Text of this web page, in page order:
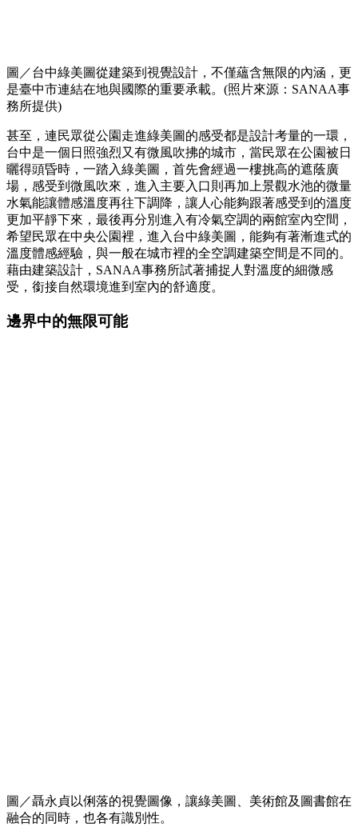
圖／台中綠美圖從建築到視覺設計，不僅蘊含無限的內涵，更
是臺中市連結在地與國際的重要承載。(照片來源：SANAA事
務所提供)
甚至，連民眾從公園走進綠美圖的感受都是設計考量的一環，
台中是一個日照強烈又有微風吹拂的城市，當民眾在公園被日
曬得頭昏時，一踏入綠美圖，首先會經過一樓挑高的遮蔭廣
場，感受到微風吹來，進入主要入口則再加上景觀水池的微量
水氣能讓體感溫度再往下調降，讓人心能夠跟著感受到的溫度
更加平靜下來，最後再分別進入有冷氣空調的兩館室內空間，
希望民眾在中央公園裡，進入台中綠美圖，能夠有著漸進式的
溫度體感經驗，與一般在城市裡的全空調建築空間是不同的。
藉由建築設計，SANAA事務所試著捕捉人對溫度的細微感
受，銜接自然環境進到室內的舒適度。
邊界中的無限可能
圖／聶永貞以俐落的視覺圖像，讓綠美圖、美術館及圖書館在
融合的同時，也各有識別性。